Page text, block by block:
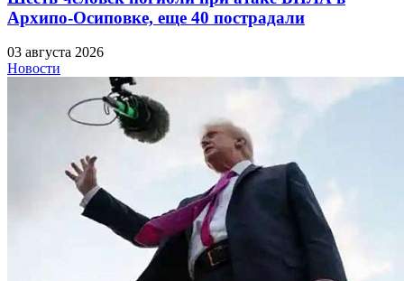
Архипо-Осиповке, еще 40 пострадали
03 августа 2026
Новости